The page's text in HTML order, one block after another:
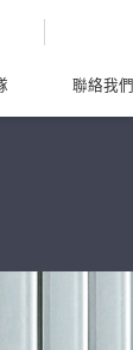
聯絡我們